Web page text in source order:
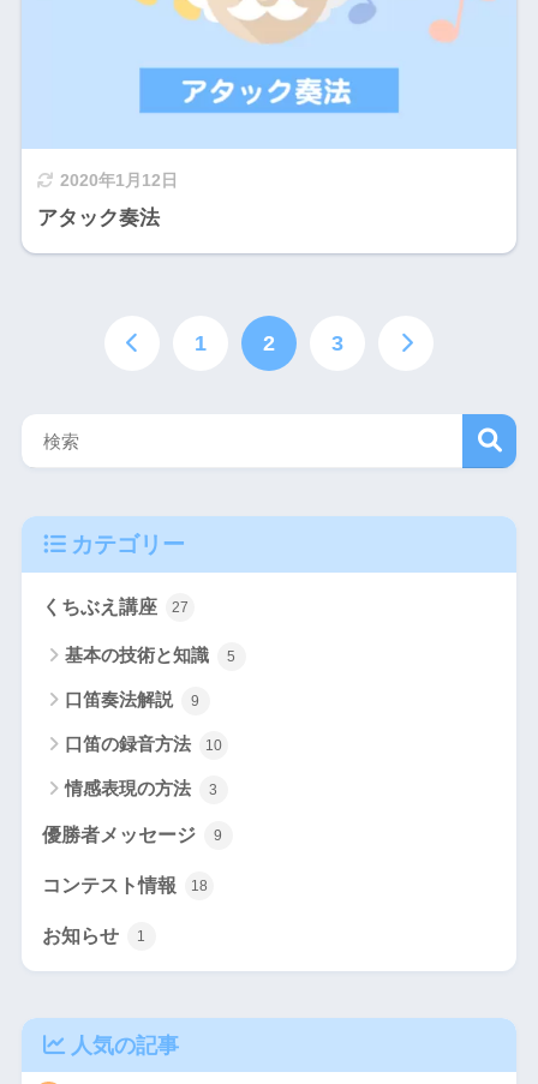
2020年1月12日
アタック奏法
1 2 3
カテゴリー
くちぶえ講座 27
基本の技術と知識 5
口笛奏法解説 9
口笛の録音方法 10
情感表現の方法 3
優勝者メッセージ 9
コンテスト情報 18
お知らせ 1
人気の記事